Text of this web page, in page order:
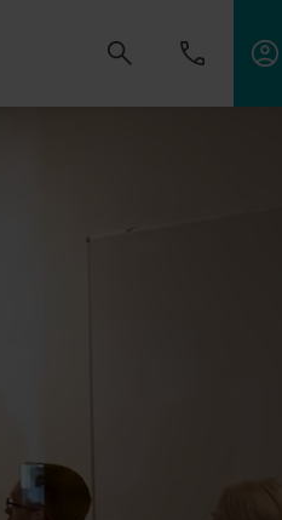
der hjælper kunder med at
og håndtere elektrificering.